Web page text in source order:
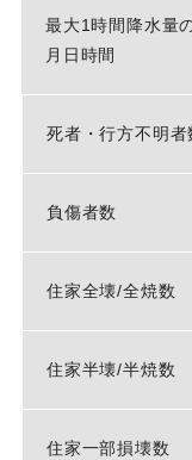
最大1時間降水量
月日時間
死者・行方不明者
負傷者数
住家全壊/全焼数
住家半壊/半焼数
住家一部損壊数